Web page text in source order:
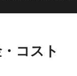
コスト